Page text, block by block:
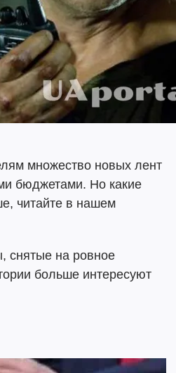
множество новых лент
бюджетами. Но какие
читайте в нашем
снятые на ровное
больше интересуют